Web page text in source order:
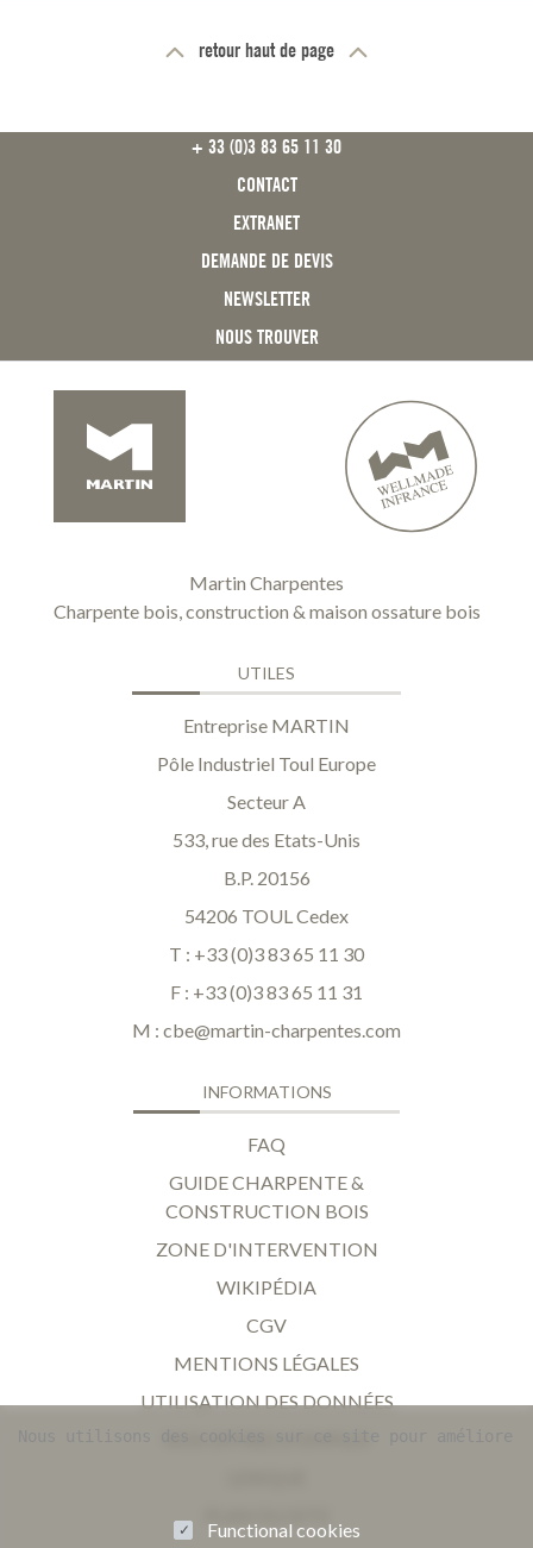
retour haut de page
+ 33 (0)3 83 65 11 30
CONTACT
EXTRANET
DEMANDE DE DEVIS
NEWSLETTER
NOUS TROUVER
Martin Charpentes
Charpente bois, construction & maison ossature bois
UTILES
Entreprise MARTIN
Pôle Industriel Toul Europe
Secteur A
533, rue des Etats-Unis
B.P. 20156
54206 TOUL Cedex
T : +33 (0)3 83 65 11 30
F : +33 (0)3 83 65 11 31
M : cbe@martin-charpentes.com
INFORMATIONS
FAQ
GUIDE CHARPENTE &
CONSTRUCTION BOIS
ZONE D'INTERVENTION
WIKIPÉDIA
CGV
MENTIONS LÉGALES
UTILISATION DES DONNÉES
Functional cookies